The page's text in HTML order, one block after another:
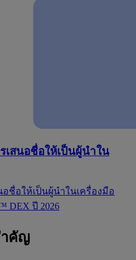
เสนอชื่อให้เป็นผู้นำใน
อชื่อให้เป็นผู้นำในเครื่องมือ
DEX ปี 2026
ำคัญ